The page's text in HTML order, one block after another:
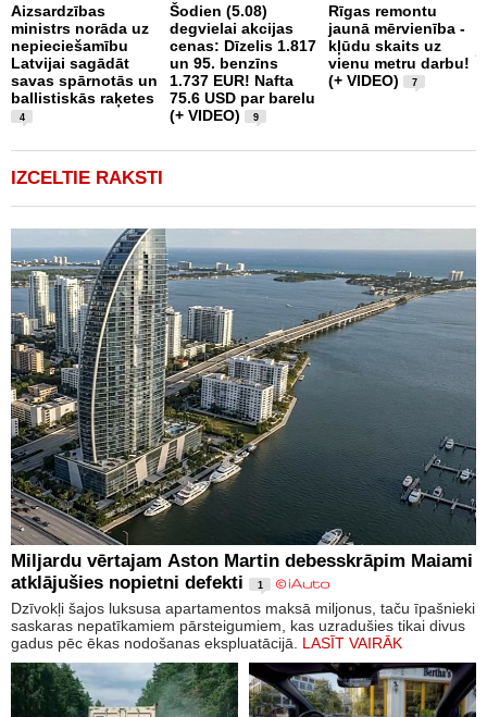
Aizsardzības
ministrs norāda uz
nepieciešamību
Latvijai sagādāt
savas spārnotās un
ballistiskās raķetes
4
Šodien (5.08)
degvielai akcijas
cenas: Dīzelis 1.817
un 95. benzīns
1.737 EUR! Nafta
75.6 USD par barelu
(+ VIDEO)
9
Rīgas remontu
jaunā mērvienība -
kļūdu skaits uz
vienu metru darbu!
(+ VIDEO)
7
IZCELTIE RAKSTI
Miljardu vērtajam Aston Martin debesskrāpim Maiami
atklājušies nopietni defekti
1
Dzīvokļi šajos luksusa apartamentos maksā miljonus, taču īpašnieki
saskaras nepatīkamiem pārsteigumiem, kas uzradušies tikai divus
gadus pēc ēkas nodošanas ekspluatācijā. LASĪT VAIRĀK